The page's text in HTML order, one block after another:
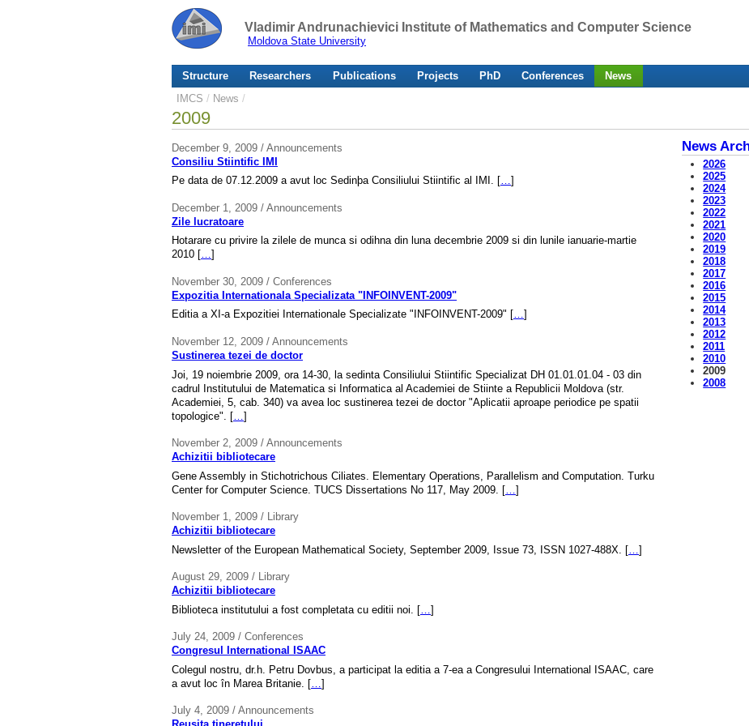
Vladimir Andrunachievici Institute of Mathematics and Computer Science
Moldova State University
Structure Researchers Publications Projects PhD Conferences
News
IMCS / News /
2009
December 9, 2009 / Announcements
Consiliu Stiintific IMI
Pe data de 07.12.2009 a avut loc Sedinþa Consiliului Stiintific al IMI. […]
December 1, 2009 / Announcements
Zile lucratoare
Hotarare cu privire la zilele de munca si odihna din luna decembrie 2009 si din lunile ianuarie-martie
2010 […]
November 30, 2009 / Conferences
Expozitia Internationala Specializata "INFOINVENT-2009"
Editia a XI-a Expozitiei Internationale Specializate "INFOINVENT-2009" […]
November 12, 2009 / Announcements
Sustinerea tezei de doctor
Joi, 19 noiembrie 2009, ora 14-30, la sedinta Consiliului Stiintific Specializat DH 01.01.01.04 - 03 din
cadrul Institutului de Matematica si Informatica al Academiei de Stiinte a Republicii Moldova (str.
Academiei, 5, cab. 340) va avea loc sustinerea tezei de doctor "Aplicatii aproape periodice pe spatii
topologice". [
]
November 2, 2009 / Announcements
Achizitii bibliotecare
Gene Assembly in Stichotrichous Ciliates. Elementary Operations, Parallelism and Computation. Turku
Center for Computer Science. TUCS Dissertations No 117, May 2009. [
]
November 1, 2009 / Library
Achizitii bibliotecare
Newsletter of the European Mathematical Society, September 2009, Issue 73, ISSN 1027-488X. [
]
August 29, 2009 / Library
Achizitii bibliotecare
Biblioteca institutului a fost completata cu editii noi. [
]
July 24, 2009 / Conferences
Congresul International ISAAC
Colegul nostru, dr.h. Petru Dovbus, a participat la editia a 7-ea a Congresului International ISAAC, care
a avut loc în Marea Britanie. [
]
July 4, 2009 / Announcements
News
2026
2025
2024
2023
2022
2021
2020
2019
2018
2017
2016
2015
2014
2013
2012
2011
2010
2009
2008